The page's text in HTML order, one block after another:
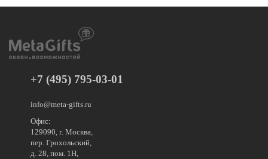
+7 (495) 795-03-01
info@meta-gifts.ru
Офис:
129090, г. Москва,
пер. Грохольский,
д. 28, пом. 1Н,